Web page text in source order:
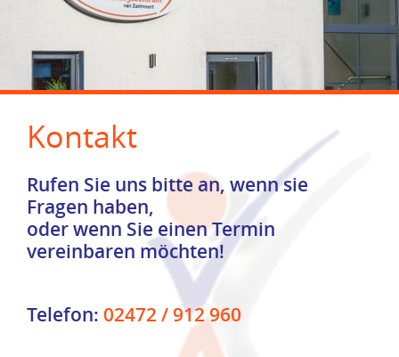
Kontakt
Rufen Sie uns bitte an, wenn sie
Fragen haben,
oder wenn Sie einen Termin
vereinbaren möchten!
Telefon: 02472 / 912 960